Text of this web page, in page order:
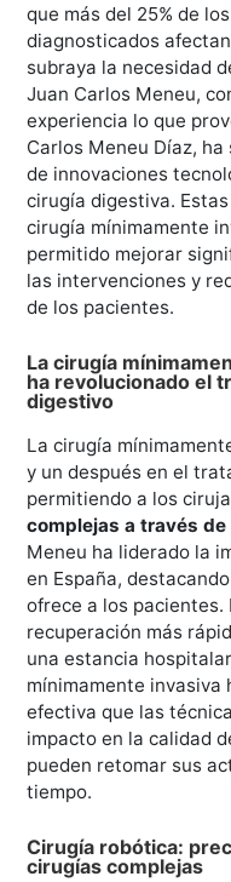
que más del 25% de
diagnosticados
subraya la necesidad
Juan Carlos Meneu,
experiencia lo que
Carlos Meneu Díaz, ha
de innovaciones
cirugía digestiva.
cirugía mínimamente
permitido mejorar
las intervenciones y
de los pacientes.
La cirugía
ha revolucionado el
digestivo
La cirugía
y un después en el
permitiendo a los
complejas a través
Meneu ha liderado la
en España,
ofrece a los
recuperación más
una estancia
mínimamente invasiva
efectiva que las
impacto en la calidad
pueden retomar sus
tiempo.
Cirugía robótica:
cirugías complejas